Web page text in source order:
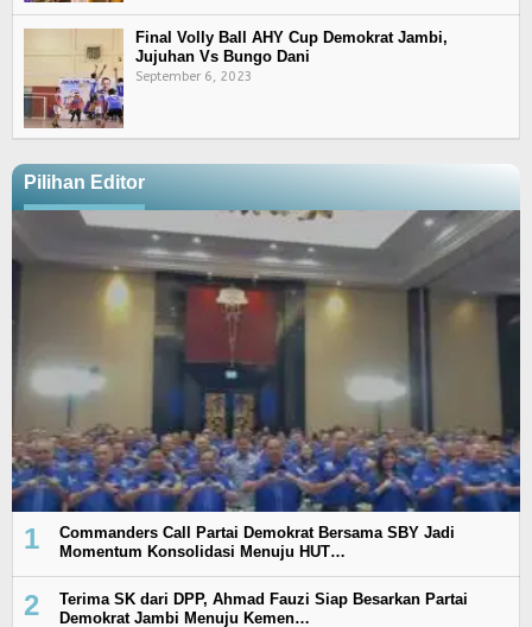
Final Volly Ball AHY Cup Demokrat Jambi,
Jujuhan Vs Bungo Dani
September 6, 2023
Pilihan Editor
1
Commanders Call Partai Demokrat Bersama SBY Jadi
Momentum Konsolidasi Menuju HUT…
2
Terima SK dari DPP, Ahmad Fauzi Siap Besarkan Partai
Demokrat Jambi Menuju Kemen…